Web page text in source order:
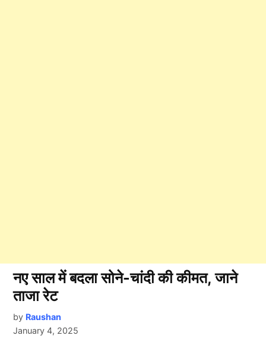
नए साल में बदला सोने-चांदी की कीमत, जाने
ताजा रेट
by Raushan
January 4, 2025